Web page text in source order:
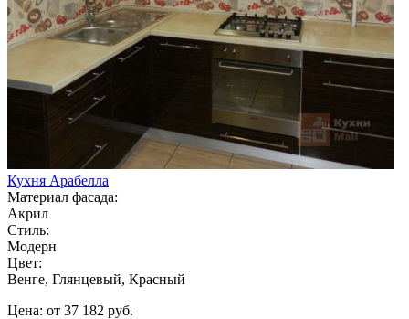
Кухня Арабелла
Материал фасада:
Акрил
Стиль:
Модерн
Цвет:
Венге, Глянцевый, Красный
Цена: от 37 182 руб.